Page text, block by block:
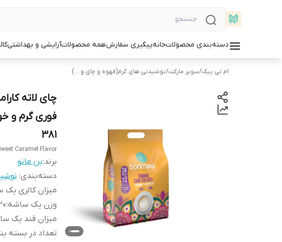
دسته‌بندی محصولاتخانهپیگیری سفارشهمه محصولاتآرایشی و بهداشتی
ام تی پیک/سوپر مارکت/نوشیدنی های گرم(قهوه و چای و ...)
فوری گرم و
381
Caramel Flavor
برند:بن مانو
دسته‌بندی:
میزان کالری
وزن یک ساشه:
20
میزان قند یک
تعداد در بسته